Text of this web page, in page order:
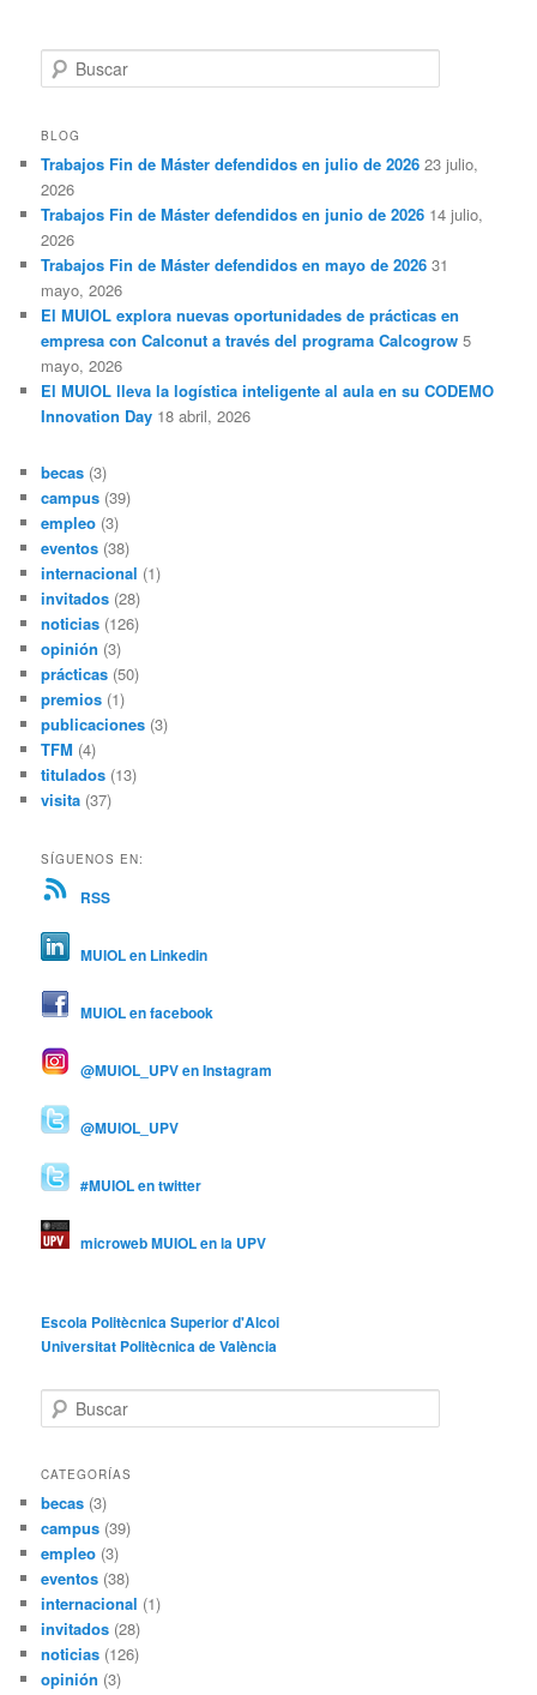
u
c
r
BLOG
Trabajos Fin de Máster defendidos en julio de 2026 23 julio,
2026
Trabajos Fin de Máster defendidos en junio de 2026 14 julio,
2026
Trabajos Fin de Máster defendidos en mayo de 2026 31
mayo, 2026
El MUIOL explora nuevas oportunidades de prácticas en
empresa con Calconut a través del programa Calcogrow 5
mayo, 2026
El MUIOL lleva la logística inteligente al aula en su CODEMO
Innovation Day 18 abril, 2026
becas (3)
campus (39)
empleo (3)
eventos (38)
internacional (1)
invitados (28)
noticias (126)
opinión (3)
prácticas (50)
premios (1)
publicaciones (3)
TFM (4)
titulados (13)
visita (37)
SÍGUENOS EN:
RSS
MUIOL en Linkedin
MUIOL en facebook
@MUIOL_UPV en Instagram
@MUIOL_UPV
#MUIOL en twitter
microweb MUIOL en la UPV
Escola Politècnica Superior d'Alcoi
Universitat Politècnica de València
u
c
r
CATEGORÍAS
becas (3)
campus (39)
empleo (3)
eventos (38)
internacional (1)
invitados (28)
noticias (126)
opinión (3)